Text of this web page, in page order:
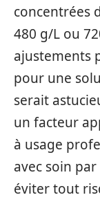
concentrées
480 g/L ou
ajustements
pour une
serait
un facteur
à usage
avec soin
éviter tout